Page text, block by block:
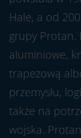
Hale, a od
grupy Protan.
aluminiowe,
trapezową
przemysłu,
także na
wojska.